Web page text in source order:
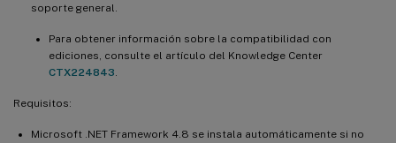
soporte general.
Para obtener información sobre la compatibilidad con
ediciones, consulte el artículo del Knowledge Center
CTX224843
Requisitos:
Microsoft .NET Framework 4.8 se instala automáticamente si no